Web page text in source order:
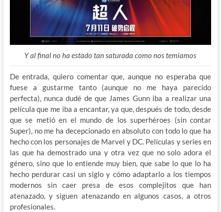
Y al final no ha estado tan saturada como nos temiamos
De entrada, quiero comentar que, aunque no esperaba que
fuese a gustarme tanto (aunque no me haya parecido
perfecta), nunca dudé de que James Gunn iba a realizar una
película que me iba a encantar, ya que, después de todo, desde
que se metió en el mundo de los superhéroes (sin contar
Super), no me ha decepcionado en absoluto con todo lo que ha
hecho con los personajes de Marvel y DC. Películas y series en
las que ha demostrado una y otra vez que no solo adora el
género, sino que lo entiende muy bien, que sabe lo que lo ha
hecho perdurar casi un siglo y cómo adaptarlo a los tiempos
modernos sin caer presa de esos complejitos que han
atenazado, y siguen atenazando en algunos casos, a otros
profesionales.